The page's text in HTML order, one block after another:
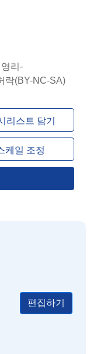
리-
락(BY-NC-SA)
리스트 담기
케일 조정
편집하기